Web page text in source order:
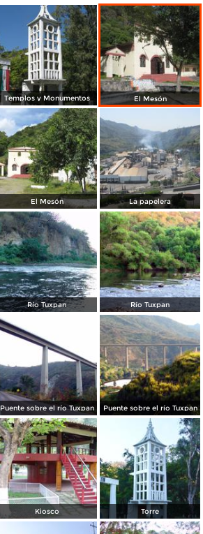
Templos y Monumentos El Mesón
El Mesón La papelera
Río Tuxpan Río Tuxpan
Puente sobre el río Tuxpan Puente sobre el río Tuxpan
Kiosco Torre